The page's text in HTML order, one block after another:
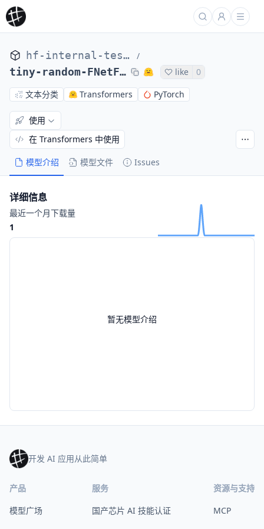
hf-internal-testing /
tiny-random-FNetForSequenceClassification like
0
文本分类
Transformers PyTorch
模型介绍 模型文件 Issues
使用
在 Transformers 中使用
暂无模型介绍
详细信息
最近一个月下载量
1
开发 AI 应用从此简单
产品
模型广场
服务
国产芯片 AI 技能认证
资源与支持
MCP